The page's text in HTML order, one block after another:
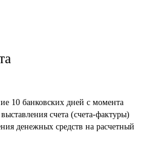
10 банковских дней с момента
счета (счета-фактуры)
денежных средств на расчетный